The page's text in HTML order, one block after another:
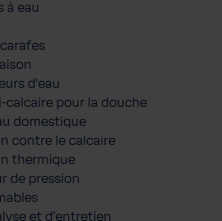
à eau
d'eau
calcaire pour la douche
domestique
contre le calcaire
thermique
de pression
et d'entretien